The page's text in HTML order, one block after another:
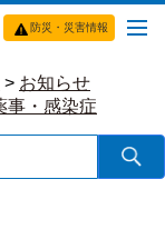
防災・災害情報
> お知らせ
事・感染症